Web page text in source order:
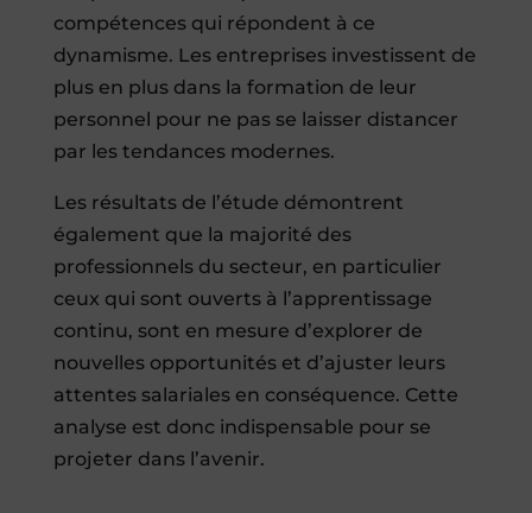
compétences qui répondent à ce
dynamisme. Les entreprises investissent de
plus en plus dans la formation de leur
personnel pour ne pas se laisser distancer
par les tendances modernes.
Les résultats de l’étude démontrent
également que la majorité des
professionnels du secteur, en particulier
ceux qui sont ouverts à l’apprentissage
continu, sont en mesure d’explorer de
nouvelles opportunités et d’ajuster leurs
attentes salariales en conséquence. Cette
analyse est donc indispensable pour se
projeter dans l’avenir.